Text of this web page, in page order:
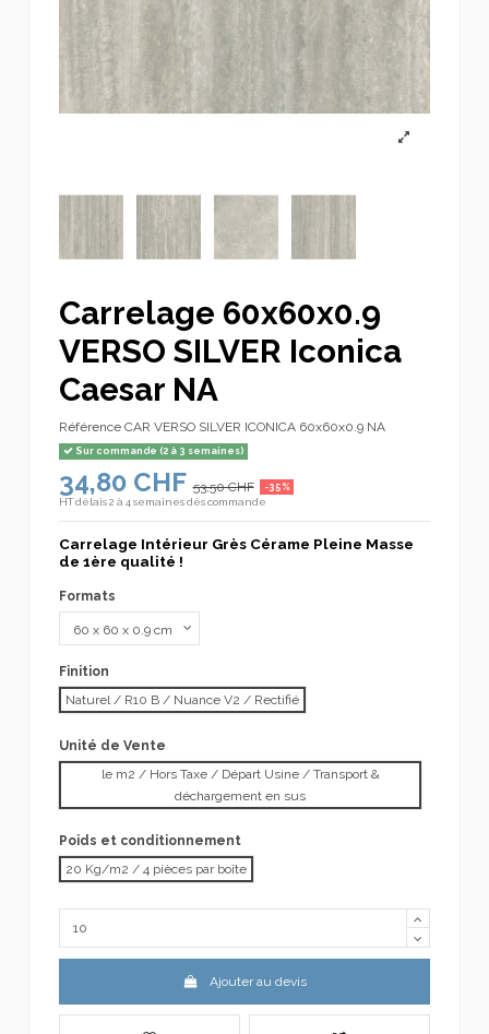
Carrelage 60x60x0.9
VERSO SILVER Iconica
Caesar NA
Référence CAR VERSO SILVER ICONICA 60x60x0.9 NA
Sur commande (2 à 3 semaines)
34,80 CHF 53,50 CHF -35%
HTdélais 2 à 4 semaines dès commande
Carrelage Intérieur Grès Cérame Pleine Masse
de 1ère qualité !
Formats
Finition
Naturel / R10 B / Nuance V2 / Rectifié
Unité de Vente
le m2 / Hors Taxe / Départ Usine / Transport &
déchargement en sus
Poids et conditionnement
20 Kg/m2 / 4 pièces par boîte
Ajouter au devis